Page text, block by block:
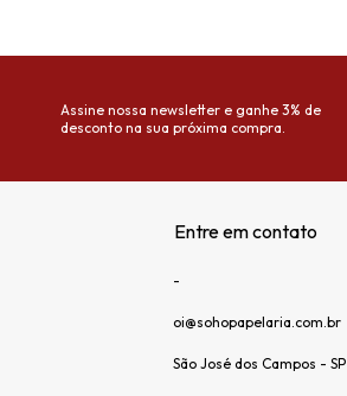
Assine nossa newsletter e ganhe 3% de
desconto na sua próxima compra.
Entre em contato
-
oi@sohopapelaria.com.br
São José dos Campos - SP